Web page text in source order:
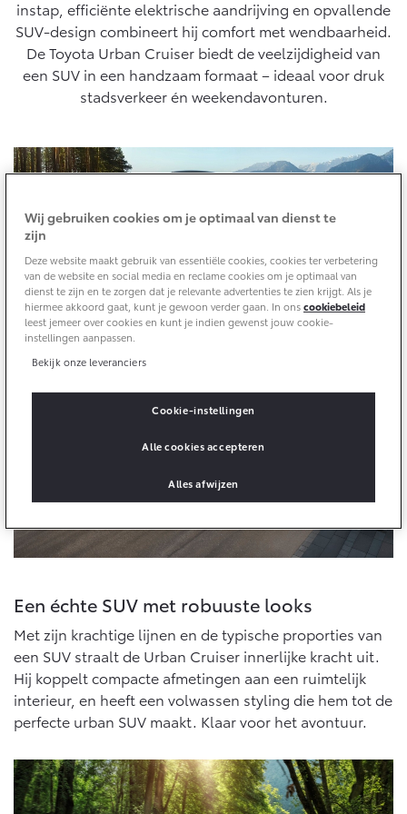
Corolla Cross
HYBRIDE
Toyota C-HR
OOK ALS PLUG-IN
HYBRIDE
Toyota C-HR+
BATTERIJ-ELEKTRISCH
Vanaf € 37.995,-
RAV4
PLUG-IN HYBRIDE
Vanaf € 49.995,-
Vanaf € 39.995,-
BATTERIJ-ELEKTRISCH
Vanaf € 48.995,-
Mirai
WATERSTOF-ELEKTRISCH
Proace City (excl. BTW)
OOK ALS BATTERIJ-
ELEKTRISCH
10 jaar batterijgarantie
Toyota fabrieksgarantie
Onderdelen & Accessoires
Onderdelen
Accessoires
Connected
Connected Services
MyToyota login
MyToyota App
Laadpas
Energie en slim laden
Verzekeren
Toyota Autoverzekering
Bedrijfswagens
Bedrijfswagens op maat
Financieren of leasen
cyclus, conform algemeen geldende wetgeving.
instap, efficiënte elektrische aandrijving en opvallende
SUV-design combineert hij comfort met wendbaarheid.
De Toyota Urban Cruiser biedt de veelzijdigheid van
een SUV in een handzaam formaat – ideaal voor druk
stadsverkeer én weekendavonturen.
Een échte SUV met robuuste looks
Met zijn krachtige lijnen en de typische proporties van
een SUV straalt de Urban Cruiser innerlijke kracht uit.
Hij koppelt compacte afmetingen aan een ruimtelijk
interieur, en heeft een volwassen styling die hem tot de
perfecte urban SUV maakt. Klaar voor het avontuur.
Wij gebruiken cookies om je optimaal van dienst te
zijn
Deze website maakt gebruik van essentiële cookies, cookies ter verbetering
van de website en social media en reclame cookies om je optimaal van
dienst te zijn en te zorgen dat je relevante advertenties te zien krijgt. Als je
hiermee akkoord gaat, kunt je gewoon verder gaan. In onscookiebeleid
leest jemeer over cookies en kunt je indien gewenst jouw cookie-
instellingen aanpassen.
Bekijk onze leveranciers
Cookie-instellingen
Alles afwijzen
Alle cookies accepteren